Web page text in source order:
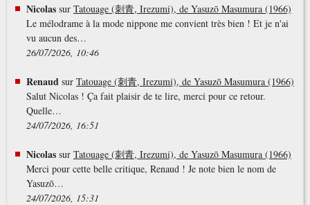
Nicolassur Tatouage (刺青, Irezumi), de Yasuzō Masumura (1966)
Le mélodrame à la mode nippone me convient très bien ! Et je n'ai
vu aucun des…
26/07/2026, 10:46
Renaud sur Tatouage (刺青, Irezumi), de Yasuzō Masumura (1966)
Salut Nicolas ! Ça fait plaisir de te lire, merci pour ce retour.
Quelle…
24/07/2026, 16:51
Nicolassur Tatouage (刺青, Irezumi), de Yasuzō Masumura (1966)
Merci pour cette belle critique, Renaud ! Je note bien le nom de
Yasuzō…
24/07/2026, 15:31